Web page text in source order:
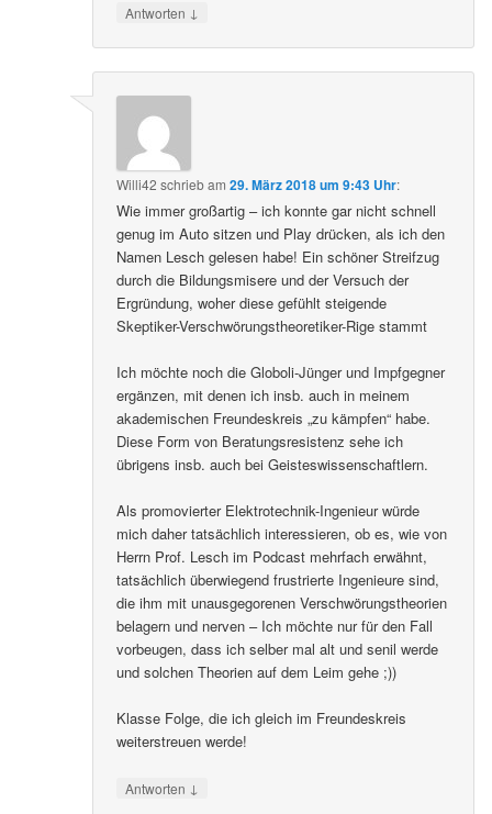
Antworten ↓
Willi42 schriebam29. März 2018 um 9:43 Uhr:
Wie immer großartig – ich konnte gar nicht schnell
genug im Auto sitzen und Play drücken, als ich den
Namen Lesch gelesen habe! Ein schöner Streifzug
durch die Bildungsmisere und der Versuch der
Ergründung, woher diese gefühlt steigende
Skeptiker-Verschwörungstheoretiker-Rige stammt
Ich möchte noch die Globoli-Jünger und Impfgegner
ergänzen, mit denen ich insb. auch in meinem
akademischen Freundeskreis „zu kämpfen“ habe.
Diese Form von Beratungsresistenz sehe ich
übrigens insb. auch bei Geisteswissenschaftlern.
Als promovierter Elektrotechnik-Ingenieur würde
mich daher tatsächlich interessieren, ob es, wie von
Herrn Prof. Lesch im Podcast mehrfach erwähnt,
tatsächlich überwiegend frustrierte Ingenieure sind,
die ihm mit unausgegorenen Verschwörungstheorien
belagern und nerven – Ich möchte nur für den Fall
vorbeugen, dass ich selber mal alt und senil werde
und solchen Theorien auf dem Leim gehe ;))
Klasse Folge, die ich gleich im Freundeskreis
weiterstreuen werde!
Antworten ↓